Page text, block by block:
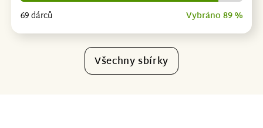
69 dárců Vybráno 89 %
Všechny sbírky